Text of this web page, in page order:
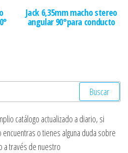
Jack 6,35mm macho stereo
angular 90°para conducto
catálogo actualizado a diario, si
o tienes alguna duda sobre
a través de nuestro